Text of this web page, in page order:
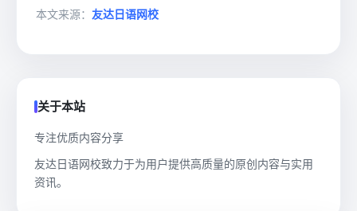
本文来源： 友达日语网校
关于本站
专注优质内容分享
友达日语网校致力于为用户提供高质量的原创内容与实用
资讯。